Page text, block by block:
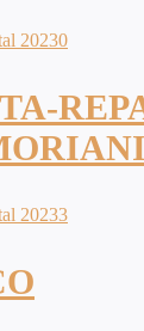
20230
20233